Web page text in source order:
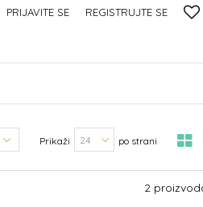
PRIJAVITE SE REGISTRUJTE SE
Prikaži po strani
2